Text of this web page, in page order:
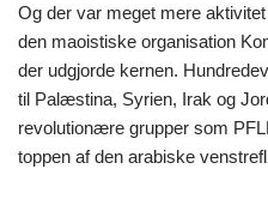
Og der var meget mere
den maoistiske organisation
der udgjorde kernen.
til Palæstina, Syrien, Irak og
revolutionære grupper som
toppen af den arabiske